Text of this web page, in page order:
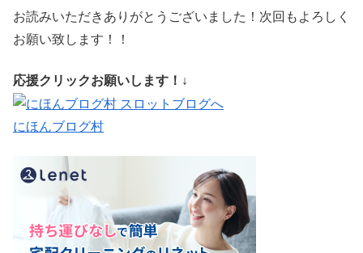
お読みいただきありがとうございました！次回もよろしく
お願い致します！！
応援クリックお願いします！↓
にほんブログ村